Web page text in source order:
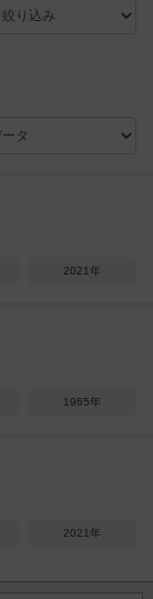
2021年
1965年
2021年